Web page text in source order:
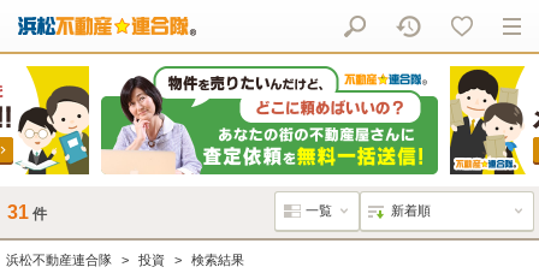
31 件
浜松不動産連合隊 投資 検索結果